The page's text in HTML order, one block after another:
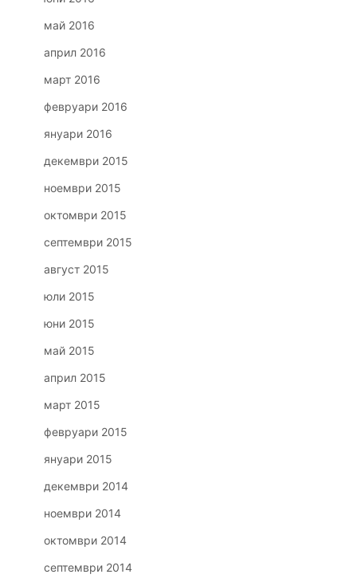
май 2016
април 2016
март 2016
февруари 2016
януари 2016
декември 2015
ноември 2015
октомври 2015
септември 2015
август 2015
юли 2015
юни 2015
май 2015
април 2015
март 2015
февруари 2015
януари 2015
декември 2014
ноември 2014
октомври 2014
септември 2014